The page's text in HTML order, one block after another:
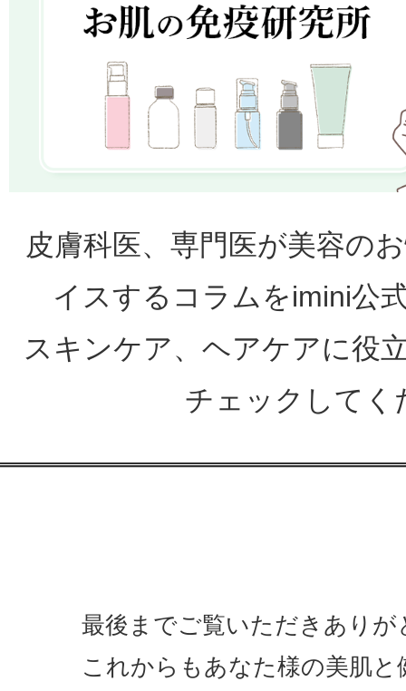
皮膚科医、専門医が美容の
イスするコラムをimini公
スキンケア、ヘアケアに役
チェックしてく
最後までご覧いただきあり
これからもあなた様の美肌